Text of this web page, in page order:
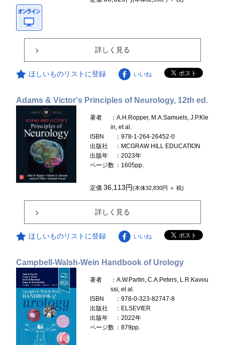
詳しく見る
ほしいものリストに登録 いいね
Adams & Victor's Principles of Neurology, 12th ed.
著者
：A.H.Ropper, M.A.Samuels, J.P.Kle
in, et al.
ISBN
：978-1-264-26452-0
出版社
：MCGRAW HILL EDUCATION
出版年
：2023年
ページ数 ：1605pp.
定価36,113円(本体32,830円 ＋ 税)
詳しく見る
ほしいものリストに登録 いいね
Campbell-Walsh-Wein Handbook of Urology
著者
：A.W.Partin, C.A.Peters, L.R.Kavou
ssi, et al.
ISBN
：978-0-323-82747-8
出版社
：ELSEVIER
出版年
：2022年
ページ数 ：879pp.